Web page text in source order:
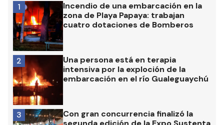
Incendio de una embarcación en la
zona de Playa Papaya: trabajan
cuatro dotaciones de Bomberos
1
Una persona está en terapia
intensiva por la exploción de la
embarcación en el río Gualeguaychú
2
Con gran concurrencia finalizó la
3